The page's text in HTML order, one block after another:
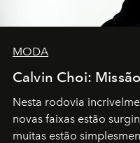
MODA
Calvin Choi:
Nesta rodovia
novas faixas estão
muitas estão